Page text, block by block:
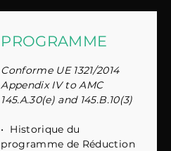
PROGRAMME
Conforme UE 1321/2014
Appendix IV to AMC
145.A.30(e) and 145.B.10(3)
•
Historique du
programme de Réduction